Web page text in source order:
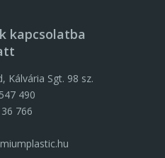
kapcsolatba
Kálvária Sgt. 98 sz.
490
766